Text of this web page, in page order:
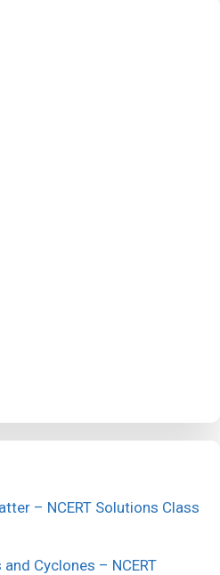
– NCERT Solutions Class
Cyclones – NCERT